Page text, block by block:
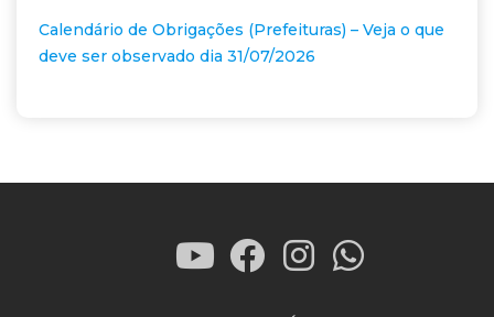
Calendário de Obrigações (Prefeituras) – Veja o que
deve ser observado dia 31/07/2026